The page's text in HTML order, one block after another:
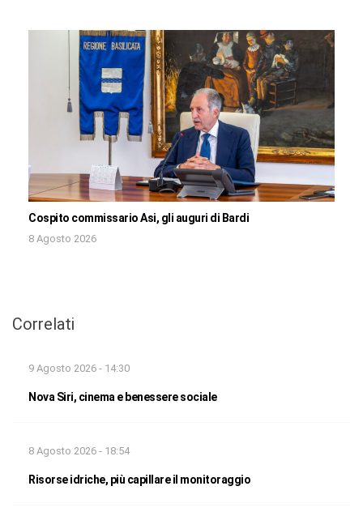
Cospito commissario Asi, gli auguri di Bardi
8 Agosto 2026
Correlati
9 Agosto 2026 - 14:30
Nova Siri, cinema e benessere sociale
8 Agosto 2026 - 18:54
Risorse idriche, più capillare il monitoraggio